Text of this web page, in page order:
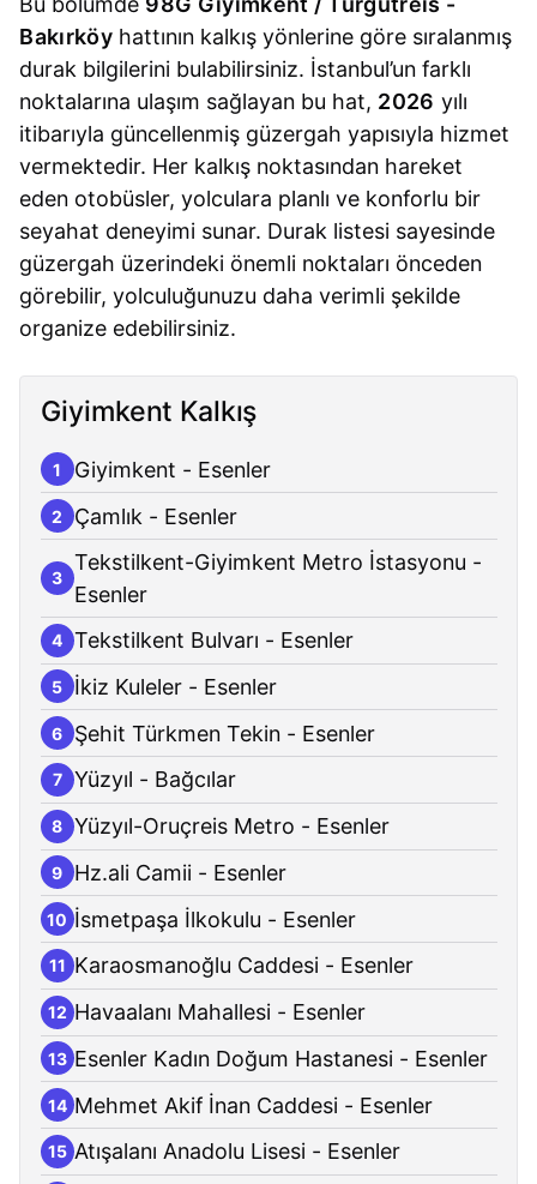
Bakırköyhattının kalkış yönlerine göre sıralanmış
durak bilgilerini bulabilirsiniz. İstanbul’un farklı
noktalarına ulaşım sağlayan bu hat, 2026 yılı
itibarıyla güncellenmiş güzergah yapısıyla hizmet
vermektedir. Her kalkış noktasından hareket
eden otobüsler, yolculara planlı ve konforlu bir
seyahat deneyimi sunar. Durak listesi sayesinde
güzergah üzerindeki önemli noktaları önceden
görebilir, yolculuğunuzu daha verimli şekilde
organize edebilirsiniz.
Giyimkent Kalkış
1 Giyimkent - Esenler
2 Çamlık - Esenler
3
Tekstilkent-Giyimkent Metro İstasyonu -
Esenler
4 Tekstilkent Bulvarı - Esenler
5 İkiz Kuleler - Esenler
6 Şehit Türkmen Tekin - Esenler
7 Yüzyıl - Bağcılar
8 Yüzyıl-Oruçreis Metro - Esenler
9 Hz.ali Camii - Esenler
10 İsmetpaşa İlkokulu - Esenler
11 Karaosmanoğlu Caddesi - Esenler
12 Havaalanı Mahallesi - Esenler
13 Esenler Kadın Doğum Hastanesi - Esenler
14 Mehmet Akif İnan Caddesi - Esenler
15 Atışalanı Anadolu Lisesi - Esenler